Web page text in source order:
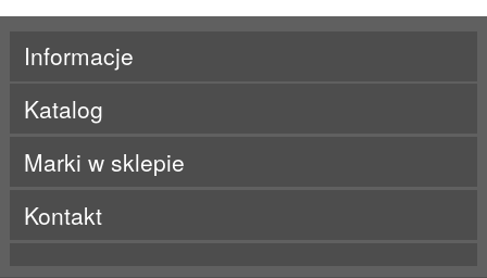
Informacje
Katalog
Marki w sklepie
ALE
Beet It
Kontakt